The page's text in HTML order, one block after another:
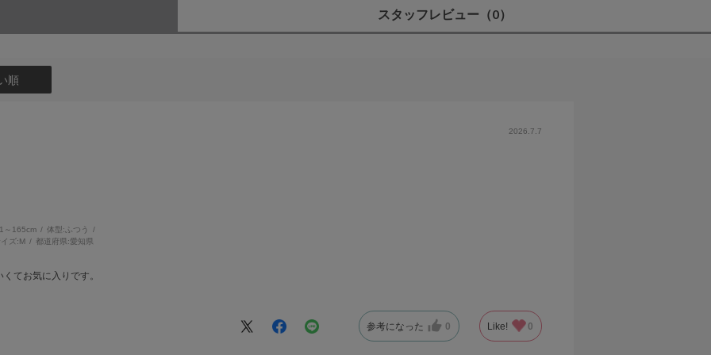
スタッフレビュー （0）
順
2026.7.7
～165cm 体型: ふつう
ズ:M 都道府県:愛知県
てお気に入りです。
参考になった 0 Like! 0